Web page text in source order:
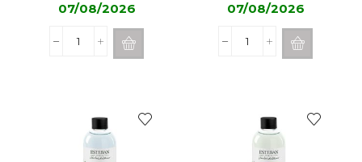
07/08/2026
Recarga
Mikado
500ml
cantidad
07/08/2026
Recarga
Mikado
noire
250ml
cantidad